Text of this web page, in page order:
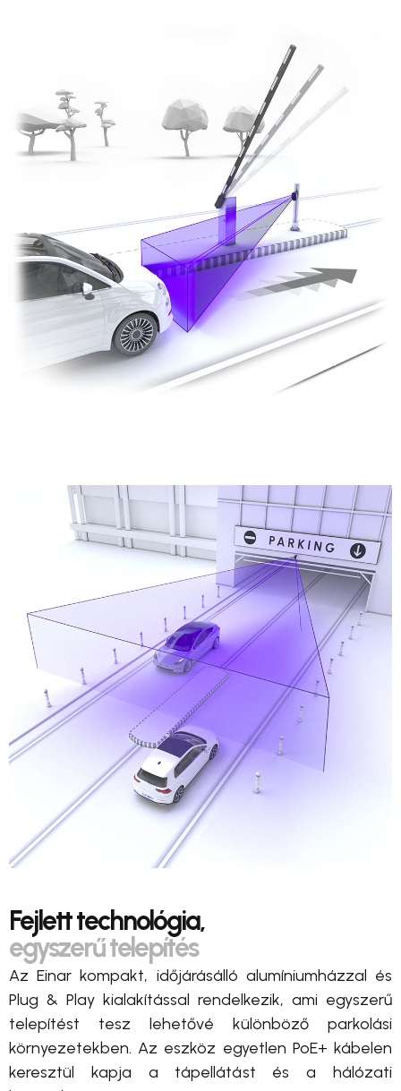
Fejlett technológia,
egyszerű telepítés
Az Einar kompakt, időjárásálló alumíniumházzal és
Plug & Play kialakítással rendelkezik, ami egyszerű
telepítést tesz lehetővé különböző parkolási
környezetekben. Az eszköz egyetlen PoE+ kábelen
keresztül kapja a tápellátást és a hálózati